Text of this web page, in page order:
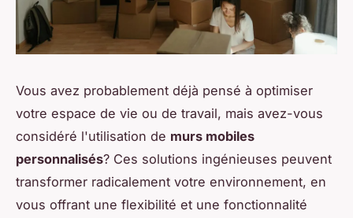
Vous avez probablement déjà pensé à optimiser
votre espace de vie ou de travail, mais avez-vous
considéré l'utilisation de murs mobiles
personnalisés? Ces solutions ingénieuses peuvent
transformer radicalement votre environnement, en
vous offrant une flexibilité et une fonctionnalité